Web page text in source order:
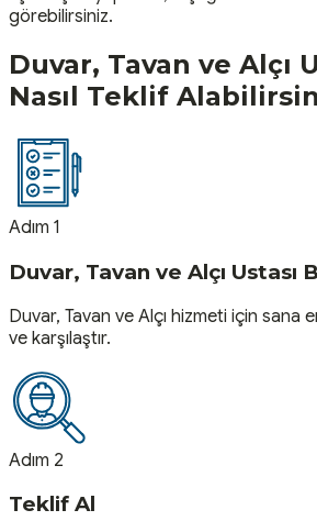
görebilirsiniz.
Duvar, Tavan ve Alçı
Nasıl Teklif Alabilirsin
Adım 1
Duvar, Tavan ve Alçı Ustası
Duvar, Tavan ve Alçı hizmeti için sana
ve karşılaştır.
Adım 2
Teklif Al